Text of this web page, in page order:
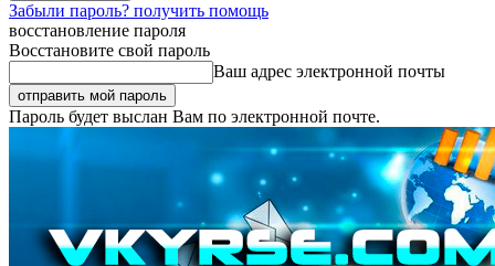
Забыли пароль? получить помощь
восстановление пароля
Восстановите свой пароль
Ваш адрес электронной почты
Пароль будет выслан Вам по электронной почте.